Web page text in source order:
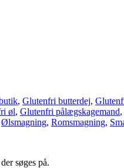
, Glutenfri butterdej,
øl, Glutenfri pålægskagemand,
Ølsmagning, Romsmagning,
søges på.